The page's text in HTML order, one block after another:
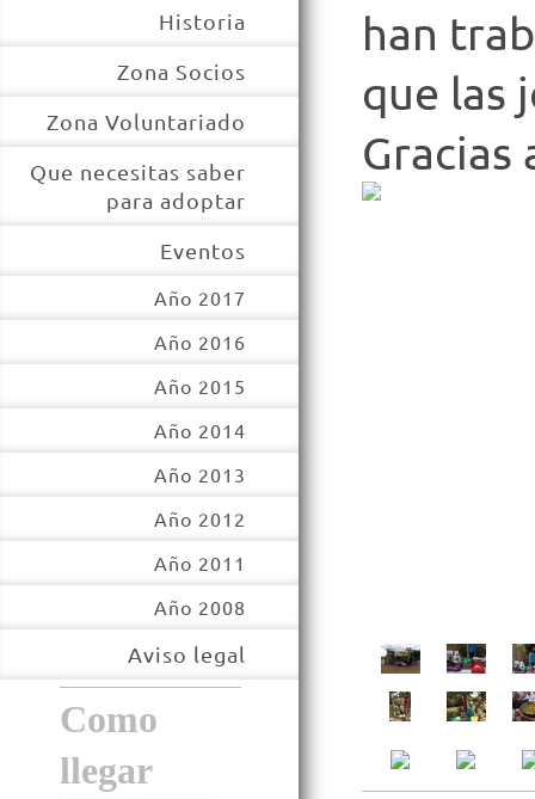
Historia
Zona Socios
Zona Voluntariado
Que necesitas saber
para adoptar
Eventos
Año 2017
Año 2016
Año 2015
Año 2014
Año 2013
Año 2012
Año 2011
Año 2008
Aviso legal
Como
llegar
han
que las
Gracias